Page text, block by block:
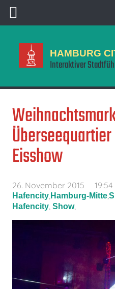
HAMBURG
Interaktiver
Eisshow
26. November 2015 19:54
Hafencity Hamburg-Mitte
Hafencity Show,